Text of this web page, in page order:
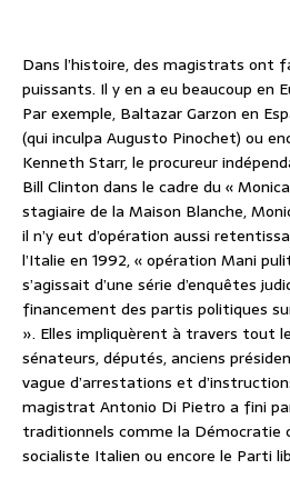
Dans l’histoire, des magistrats ont
puissants. Il y en a eu beaucoup en
Par exemple, Baltazar Garzon en
(qui inculpa Augusto Pinochet) ou
Kenneth Starr, le procureur
Bill Clinton dans le cadre du «
stagiaire de la Maison Blanche,
il n’y eut d’opération aussi
l’Italie en 1992, « opération Mani
s’agissait d’une série d’enquêtes
financement des partis politiques
». Elles impliquèrent à travers tout
sénateurs, députés, anciens
vague d’arrestations et
magistrat Antonio Di Pietro a fini
traditionnels comme la Démocratie
socialiste Italien ou encore le Parti